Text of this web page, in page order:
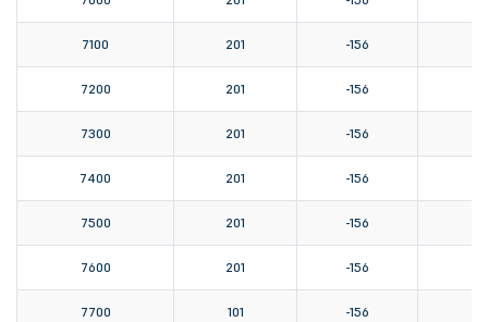
7100 201 -156
7200 201 -156
7300 201 -156
7400 201 -156
7500 201 -156
7600 201 -156
7700 101 -156